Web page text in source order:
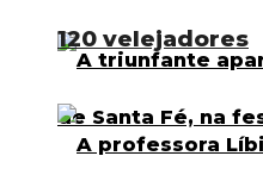
120 velejadores